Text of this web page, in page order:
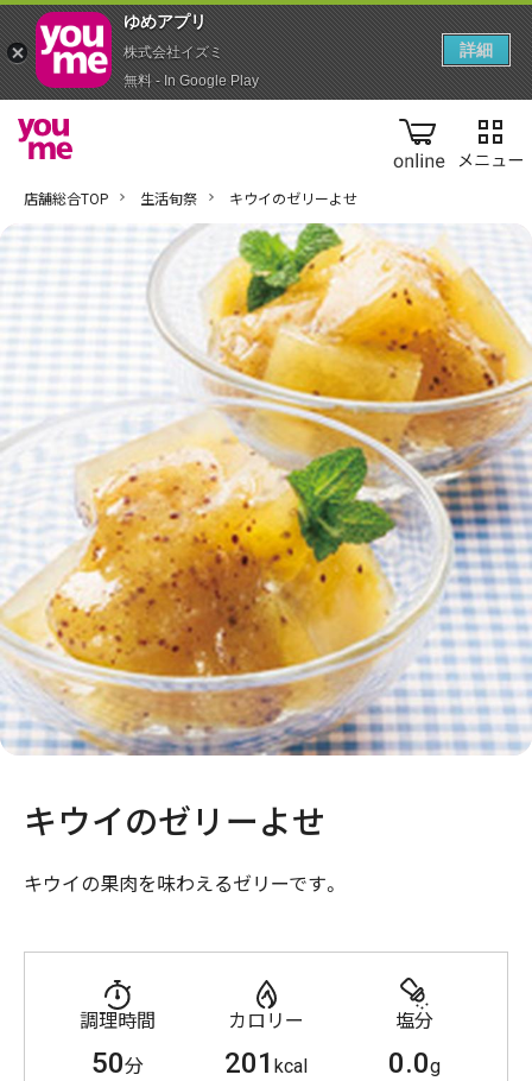
online
店舗総合TOP 生活旬祭 キウイのゼリーよせ
キウイのゼリーよせ
キウイの果肉を味わえるゼリーです。
調理時間
50分
カロリー
201 kcal
塩分
0.0g
ゆめアプ‪リ‬
株式会社イズミ
無料 - In Google Play
詳細